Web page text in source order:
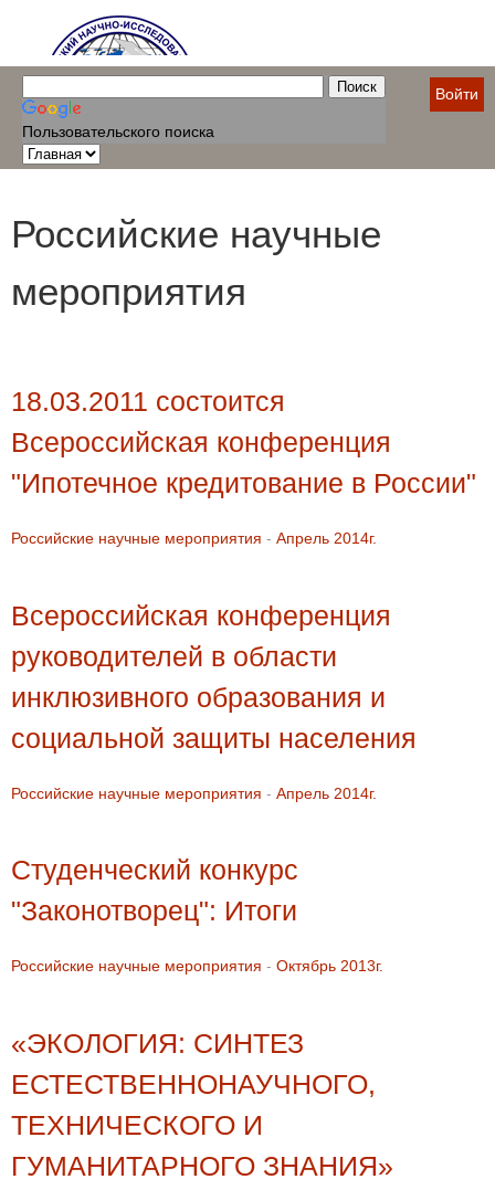
Пользовательского поиска
Войти
Российские научные
мероприятия
18.03.2011 состоится
Всероссийская конференция
"Ипотечное кредитование в России"
Российские научные мероприятия - Апрель 2014г.
Всероссийская конференция
руководителей в области
инклюзивного образования и
социальной защиты населения
Российские научные мероприятия - Апрель 2014г.
Студенческий конкурс
"Законотворец": Итоги
Российские научные мероприятия - Октябрь 2013г.
«ЭКОЛОГИЯ: СИНТЕЗ
ЕСТЕСТВЕННОНАУЧНОГО,
ТЕХНИЧЕСКОГО И
ГУМАНИТАРНОГО ЗНАНИЯ»